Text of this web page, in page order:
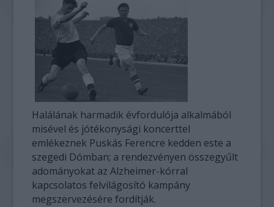
Halálának harmadik évfordulója alkalmából
misével és jótékonysági koncerttel
emlékeznek Puskás Ferencre kedden este a
szegedi Dómban; a rendezvényen összegyűlt
adományokat az Alzheimer-kórral
kapcsolatos felvilágosító kampány
megszervezésére fordítják.